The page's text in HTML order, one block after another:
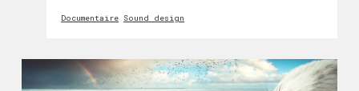
Documentaire Sound design